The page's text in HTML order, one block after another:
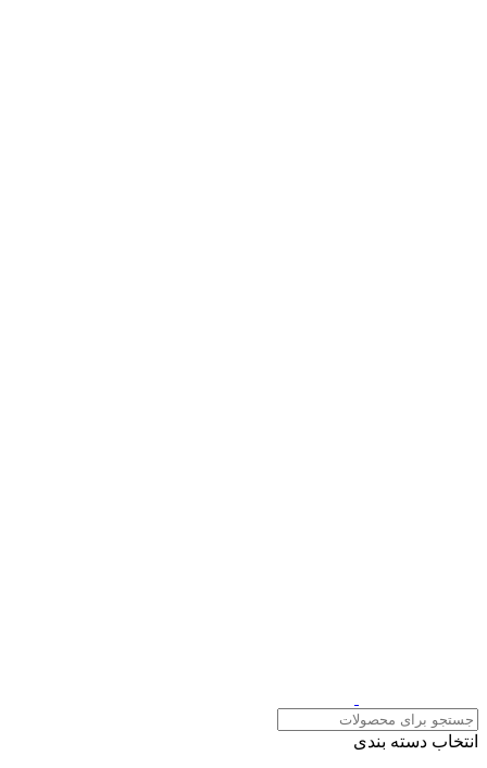
انتخاب دسته بندی